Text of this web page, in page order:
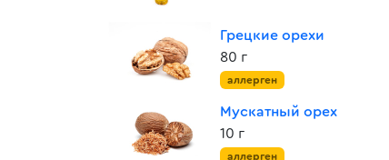
Грецкие орехи
80 г
аллерген
Мускатный орех
10 г
аллерген